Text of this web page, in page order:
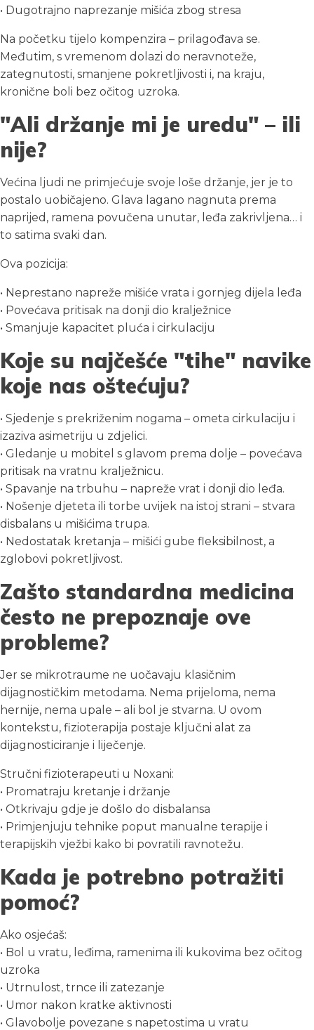
• Dugotrajno naprezanje mišića zbog stresa
Na početku tijelo kompenzira – prilagođava se.
Međutim, s vremenom dolazi do neravnoteže,
zategnutosti, smanjene pokretljivosti i, na kraju,
kronične boli bez očitog uzroka.
"Ali držanje mi je uredu" – ili
nije?
Većina ljudi ne primjećuje svoje loše držanje, jer je to
postalo uobičajeno. Glava lagano nagnuta prema
naprijed, ramena povučena unutar, leđa zakrivljena… i
to satima svaki dan.
Ova pozicija:
• Neprestano napreže mišiće vrata i gornjeg dijela leđa
• Povećava pritisak na donji dio kralježnice
• Smanjuje kapacitet pluća i cirkulaciju
Koje su najčešće "tihe" navike
koje nas oštećuju?
• Sjedenje s prekriženim nogama – ometa cirkulaciju i
izaziva asimetriju u zdjelici.
• Gledanje u mobitel s glavom prema dolje – povećava
pritisak na vratnu kralježnicu.
• Spavanje na trbuhu – napreže vrat i donji dio leđa.
• Nošenje djeteta ili torbe uvijek na istoj strani – stvara
disbalans u mišićima trupa.
• Nedostatak kretanja – mišići gube fleksibilnost, a
zglobovi pokretljivost.
Zašto standardna medicina
često ne prepoznaje ove
probleme?
Jer se mikrotraume ne uočavaju klasičnim
dijagnostičkim metodama. Nema prijeloma, nema
hernije, nema upale – ali bol je stvarna. U ovom
kontekstu, fizioterapija postaje ključni alat za
dijagnosticiranje i liječenje.
Stručni fizioterapeuti u Noxani:
• Promatraju kretanje i držanje
• Otkrivaju gdje je došlo do disbalansa
• Primjenjuju tehnike poput manualne terapije i
terapijskih vježbi kako bi povratili ravnotežu.
Kada je potrebno potražiti
pomoć?
Ako osjećaš:
• Bol u vratu, leđima, ramenima ili kukovima bez očitog
uzroka
• Utrnulost, trnce ili zatezanje
• Umor nakon kratke aktivnosti
• Glavobolje povezane s napetostima u vratu